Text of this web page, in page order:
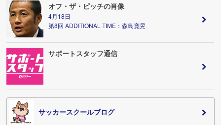
オフ・ザ・ピッチの肖像
4月18日
第8回 ADDITIONAL TIME：森島寛晃
サポートスタッフ通信
サッカースクールブログ